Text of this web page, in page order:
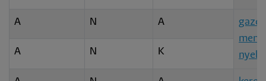
A N A
A N K